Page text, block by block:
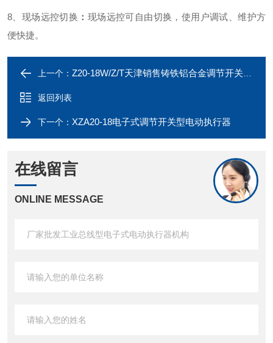
8、现场远控切换 ： 现场远控可自由切换，使用户调试、维护方
便快捷。
上一个： Z20-18W/Z/T天津销售铸铁铝合金调节开关型电动执行器
返回列表
下一个： XZA20-18电子式调节开关型电动执行器
在线留言
ONLINE MESSAGE